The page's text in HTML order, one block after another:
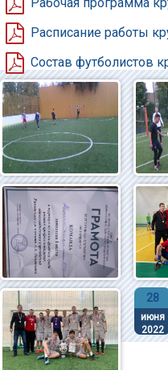
Расписание работы
Состав футболистов
28
июня
2022